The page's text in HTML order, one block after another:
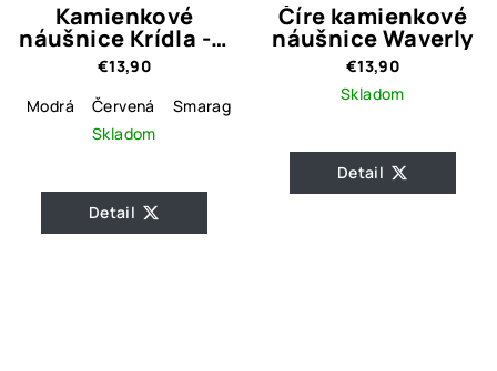
Kamienkové
náušnice Krídla - 5
farebných variant
€13,90
Modrá
Červená Smaragdovo zelená Číra
Magenta
Skladom
Detail
Číre kamienkové
náušnice Waverly
€13,90
Skladom
Detail